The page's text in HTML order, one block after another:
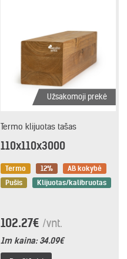
Užsakomoji prekė
Termo klijuotas tašas
110x110x3000
Termo 12%
AB kokybė
Pušis
Klijuotas/kalibruotas
102.27€ /vnt.
1m kaina:34.09€